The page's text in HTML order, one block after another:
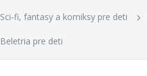
Sci-fi, fantasy a komiksy pre deti
Beletria pre deti